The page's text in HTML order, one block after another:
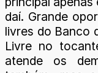
daí. Grande
livres do Banco
Livre no
atende os